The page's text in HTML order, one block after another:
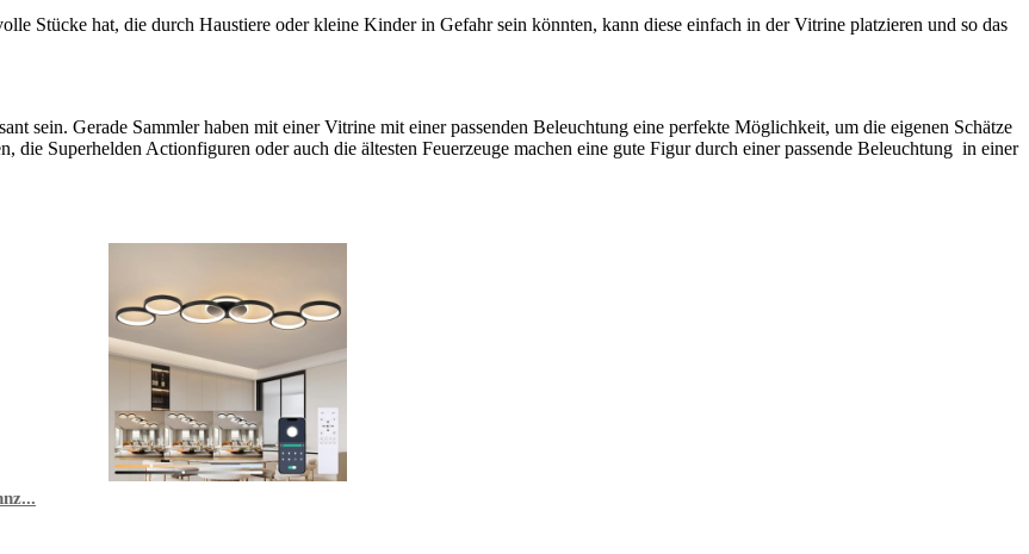
Stücke hat, die durch Haustiere oder kleine Kinder in Gefahr sein könnten, kann diese einfach in der Vitrine platzieren und so das
sein. Gerade Sammler haben mit einer Vitrine mit einer passenden Beleuchtung eine perfekte Möglichkeit, um die eigenen Schätze
die Superhelden Actionfiguren oder auch die ältesten Feuerzeuge machen eine gute Figur durch einer passende Beleuchtung in einer